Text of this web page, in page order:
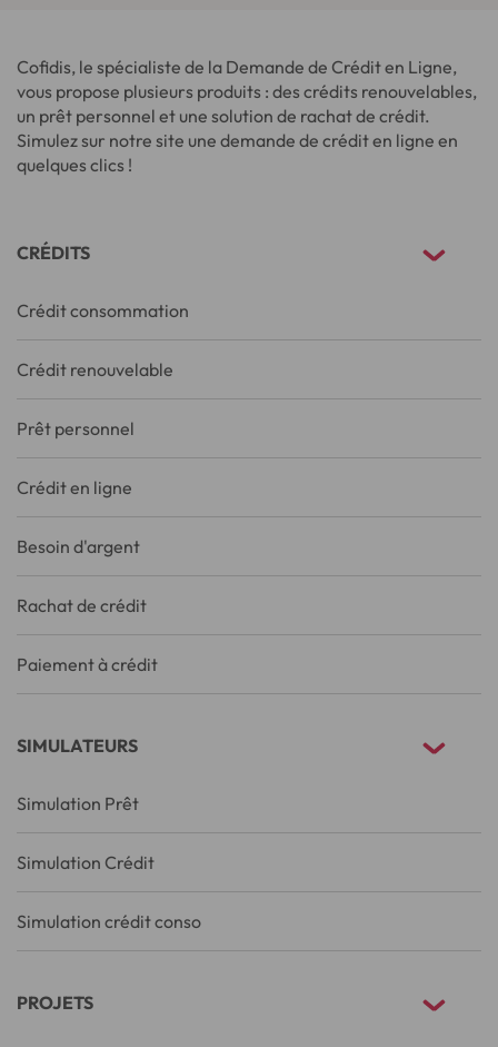
Cofidis, le spécialiste de la Demande de Crédit en Ligne,
vous propose plusieurs produits : des crédits renouvelables,
un prêt personnel et une solution de rachat de crédit.
Simulez sur notre site une demande de crédit en ligne en
quelques clics !
CRÉDITS
Crédit consommation
Crédit renouvelable
Prêt personnel
Crédit en ligne
Besoin d'argent
Rachat de crédit
Paiement à crédit
SIMULATEURS
Simulation Prêt
Simulation Crédit
Simulation crédit conso
PROJETS